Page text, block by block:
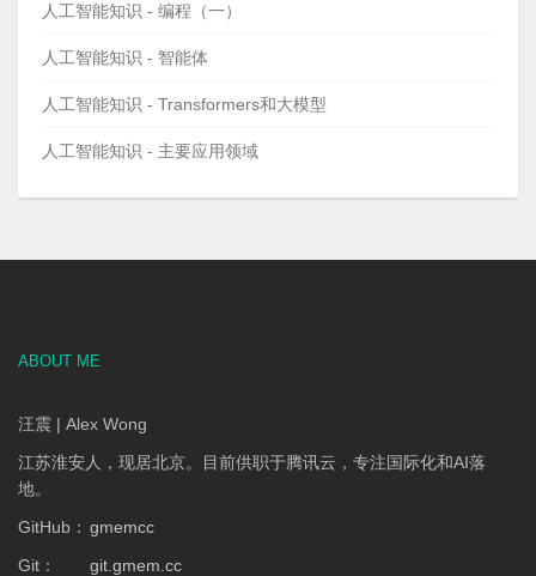
人工智能知识 - 编程（一）
人工智能知识 - 智能体
人工智能知识 - Transformers和大模型
人工智能知识 - 主要应用领域
ABOUT ME
汪震 | Alex Wong
江苏淮安人，现居北京。目前供职于腾讯云，专注国际化和AI落
地。
GitHub： gmemcc
Git：
git.gmem.cc